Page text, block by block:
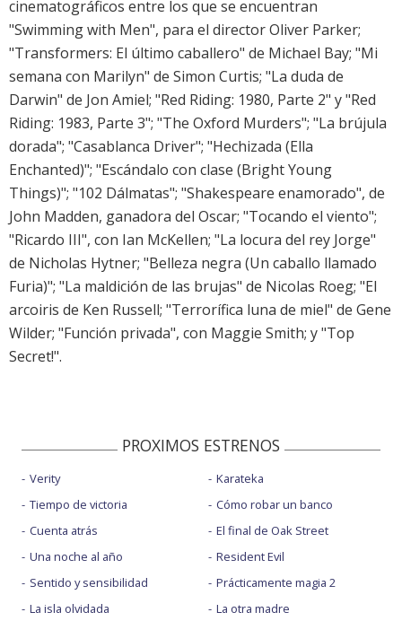
cinematográficos entre los que se encuentran
"Swimming with Men", para el director Oliver Parker;
"Transformers: El último caballero" de Michael Bay; "Mi
semana con Marilyn" de Simon Curtis; "La duda de
Darwin" de Jon Amiel; "Red Riding: 1980, Parte 2" y "Red
Riding: 1983, Parte 3"; "The Oxford Murders"; "La brújula
dorada"; "Casablanca Driver"; "Hechizada (Ella
Enchanted)"; "Escándalo con clase (Bright Young
Things)"; "102 Dálmatas"; "Shakespeare enamorado", de
John Madden, ganadora del Oscar; "Tocando el viento";
"Ricardo III", con Ian McKellen; "La locura del rey Jorge"
de Nicholas Hytner; "Belleza negra (Un caballo llamado
Furia)"; "La maldición de las brujas" de Nicolas Roeg; "El
arcoiris de Ken Russell; "Terrorífica luna de miel" de Gene
Wilder; "Función privada", con Maggie Smith; y "Top
Secret!".
PROXIMOS ESTRENOS
Verity
Tiempo de victoria
Cuenta atrás
Una noche al año
Sentido y sensibilidad
La isla olvidada
Karateka
Cómo robar un banco
El final de Oak Street
Resident Evil
Prácticamente magia 2
La otra madre